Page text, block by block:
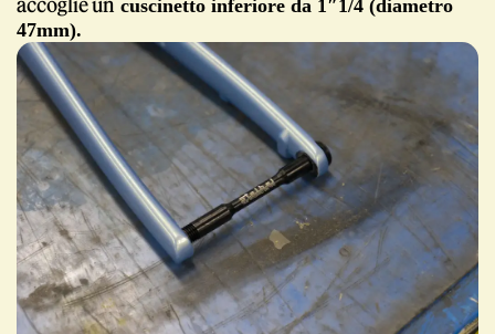
cuscinetto inferiore da 1″1/4 (diametro
47mm).